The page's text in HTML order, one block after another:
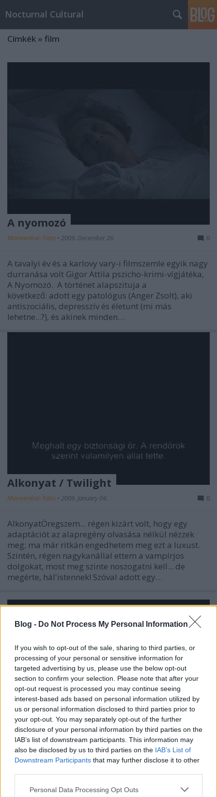
Blog - Do Not Process My Personal Information
If you wish to opt-out of the sale, sharing to third parties, or
processing of your personal or sensitive information for
targeted advertising by us, please use the below opt-out
section to confirm your selection. Please note that after your
opt-out request is processed you may continue seeing
interest-based ads based on personal information utilized by
us or personal information disclosed to third parties prior to
your opt-out. You may separately opt-out of the further
disclosure of your personal information by third parties on the
IAB’s list of downstream participants. This information may
also be disclosed by us to third parties on the IAB’s List of
Downstream Participants that may further disclose it to other
Please note that this website/app uses one or more Google
Personal Data Processing Opt Outs
Nocturnal Cultural
Címkék » film
A nyomozó
Mornambar-Totto • 2009. December 26. 0
A tavalyi év és a karlovy vary-i filmszemle egyik nagy
durranása volt Gigor Attila pszicho-krimi-vígjátéka,
A Nyomozó. A történet alapszituja a
következő: adott egy patológus (Anger Zsolt), aki
antiszociális, depresszív és életunt (mi más
lehetne...?), és akinek minden…
Alkonyat / Twilight
Mornambar-Totto • 2009. January 04. 0
AlkonyatÖregszem... régen kizárt volt, hogy egy
adaptációt az alapregény olvasása nélkül nézzek
meg; ma már ritkán engedhetem meg ezt a luxust.
Szintén, régen nagykanállal ettem a vampírjos
dolgokat, most meg szinte noszogatni kell... de
megérte, hál'istennek! Szóval adott egy…
Caspian herceg / Prince Caspian
Mornambar-Totto •2008. December 20.
Narnia Krónikái - Caspian hercegA Narnia könyvek